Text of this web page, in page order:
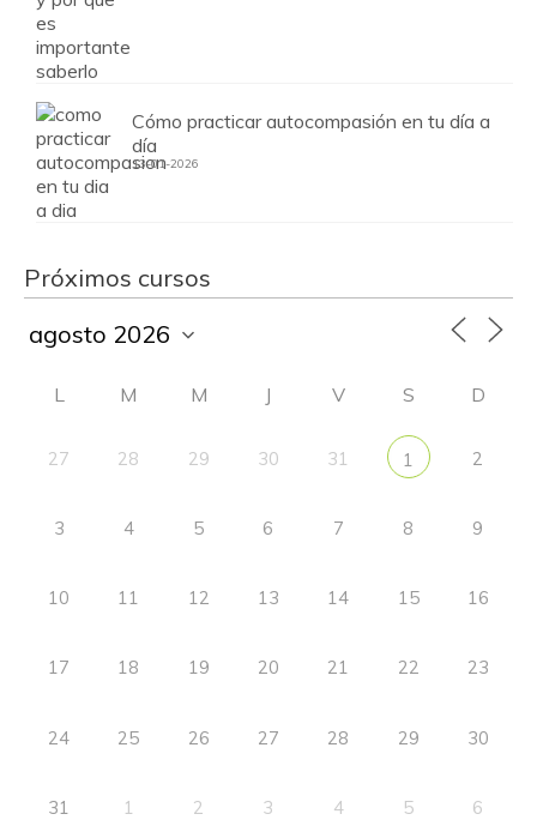
Cómo practicar autocompasión en tu día a
día
13-01-2026
Próximos cursos
L M M J V S D
27 28 29 30 31 1 2
3 4 5 6 7 8 9
10 11 12 13 14 15 16
17 18 19 20 21 22 23
24 25 26 27 28 29 30
31 1 2 3 4 5 6